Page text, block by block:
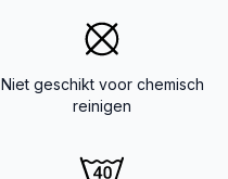
Niet geschikt voor chemisch
reinigen